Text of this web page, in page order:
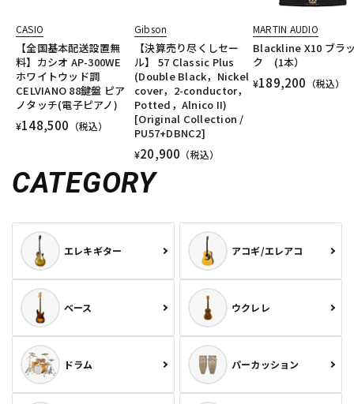
CASIO
【全国基本配送設置無
料】カシオ AP-300WE
ホワイトウッド調
CELVIANO 88鍵盤 ピア
ノタッチ(電子ピアノ)
¥148,500 （税込）
Gibson
【決算売り尽くしセー
ル】 57 Classic Plus
(Double Black，Nickel
cover，2-conductor，
Potted，Alnico II)
[Original Collection /
PU57+DBNC2]
¥20,900 （税込）
MARTIN AUDIO
Blackline X10 ブラ
ク (1本）
¥189,200 （税込）
CATEGORY
エレキギター アコギ/エレアコ
ベース ウクレレ
ドラム パーカッション